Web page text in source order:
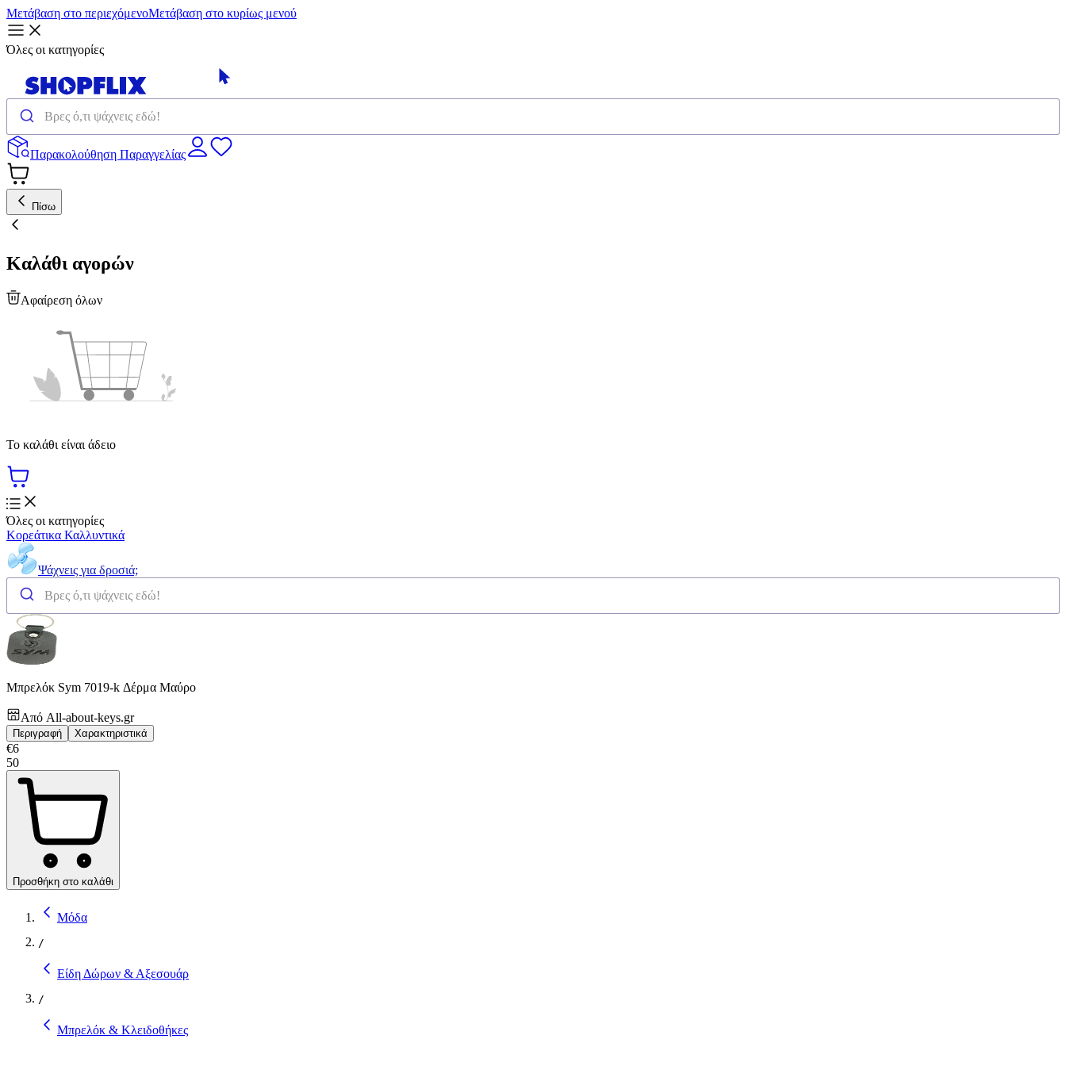
Μετάβαση στο περιεχόμενοΜετάβαση στο κυρίως μενού
Όλες οι κατηγορίες
Παρακολούθηση Παραγγελίας
Πίσω
Καλάθι αγορών
Αφαίρεση όλων
Το καλάθι είναι άδειο
Όλες οι κατηγορίες
Κορεάτικα Καλλυντικά
Ψάχνεις για δροσιά;
Μπρελόκ Sym 7019-k Δέρμα Μαύρο
Από All-about-keys.gr
Περιγραφή Χαρακτηριστικά
€6
50
Προσθήκη στο καλάθι
Μόδα
/
Είδη Δώρων & Αξεσουάρ
/
Μπρελόκ & Κλειδοθήκες